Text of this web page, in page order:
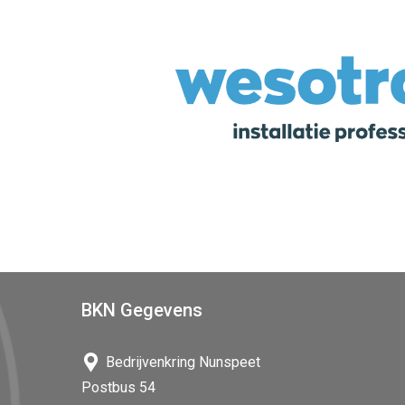
BKN Gegevens
Bedrijvenkring Nunspeet
Postbus 54